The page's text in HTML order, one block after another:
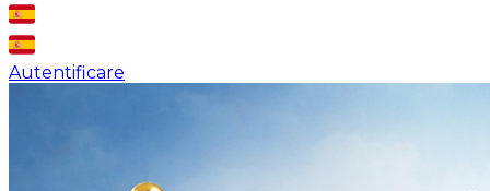
Autentificare